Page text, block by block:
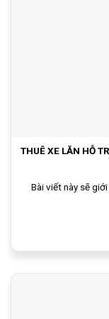
THUÊ XE LĂN HỖ
Bài viết này sẽ